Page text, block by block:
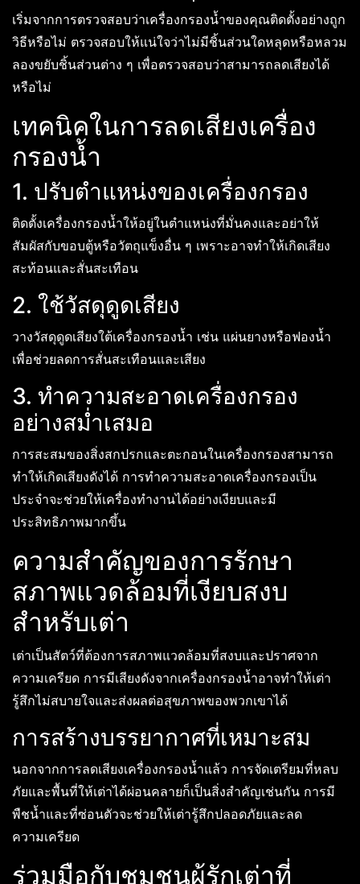
เริ่มจากการตรวจสอบว่าเครื่องกรองน้ำของคุณติดตั้งอย่างถูก
วิธีหรือไม่ ตรวจสอบให้แน่ใจว่าไม่มีชิ้นส่วนใดหลุดหรือหลวม
ลองขยับชิ้นส่วนต่าง ๆ เพื่อตรวจสอบว่าสามารถลดเสียงได้
หรือไม่
เทคนิคในการลดเสียงเครื่อง
กรองน้ำ
1. ปรับตำแหน่งของเครื่องกรอง
ติดตั้งเครื่องกรองน้ำให้อยู่ในตำแหน่งที่มั่นคงและอย่าให้
สัมผัสกับขอบตู้หรือวัตถุแข็งอื่น ๆ เพราะอาจทำให้เกิดเสียง
สะท้อนและสั่นสะเทือน
2. ใช้วัสดุดูดเสียง
วางวัสดุดูดเสียงใต้เครื่องกรองน้ำ เช่น แผ่นยางหรือฟองน้ำ
เพื่อช่วยลดการสั่นสะเทือนและเสียง
3. ทำความสะอาดเครื่องกรอง
อย่างสม่ำเสมอ
การสะสมของสิ่งสกปรกและตะกอนในเครื่องกรองสามารถ
ทำให้เกิดเสียงดังได้ การทำความสะอาดเครื่องกรองเป็น
ประจำจะช่วยให้เครื่องทำงานได้อย่างเงียบและมี
ประสิทธิภาพมากขึ้น
ความสำคัญของการรักษา
สภาพแวดล้อมที่เงียบสงบ
สำหรับเต่า
เต่าเป็นสัตว์ที่ต้องการสภาพแวดล้อมที่สงบและปราศจาก
ความเครียด การมีเสียงดังจากเครื่องกรองน้ำอาจทำให้เต่า
รู้สึกไม่สบายใจและส่งผลต่อสุขภาพของพวกเขาได้
การสร้างบรรยากาศที่เหมาะสม
นอกจากการลดเสียงเครื่องกรองน้ำแล้ว การจัดเตรียมที่หลบ
ภัยและพื้นที่ให้เต่าได้ผ่อนคลายก็เป็นสิ่งสำคัญเช่นกัน การมี
พืชน้ำและที่ซ่อนตัวจะช่วยให้เต่ารู้สึกปลอดภัยและลด
ความเครียด
ร่วมมือกับชุมชนผู้รักเต่าที่